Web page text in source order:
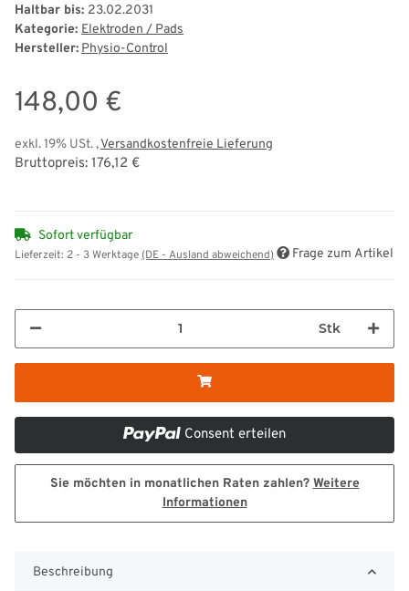
Haltbar bis: 23.02.2031
Kategorie: Elektroden / Pads
Hersteller: Physio-Control
148,00 €
exkl. 19% USt. ,Versandkostenfreie Lieferung
Bruttopreis: 176,12 €
Sofort verfügbar
Lieferzeit: 2 - 3 Werktage (DE - Ausland abweichend) Frage zum Artikel
Stk
Consent erteilen
Sie möchten in monatlichen Raten zahlen? Weitere
Informationen
Beschreibung